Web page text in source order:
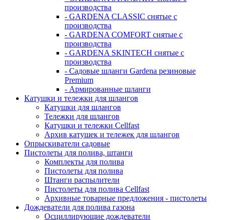
производства
- GARDENA CLASSIC снятые с
производства
- GARDENA COMFORT снятые с
производства
- GARDENA SKINTECH снятые с
производства
- Садовые шланги Gardena резиновые
Premium
- Армированные шланги
Катушки и тележки для шлангов
Катушки для шлангов
Тележки для шлангов
Катушки и тележки Cellfast
Архив катушек и тележек для шлангов
Опрыскиватели садовые
Пистолеты для полива, штанги
Комплекты для полива
Пистолеты для полива
Штанги распылители
Пистолеты для полива Cellfast
Архивные товарные предложения - пистолеты
Дождеватели для полива газона
Осциллирующие дождеватели